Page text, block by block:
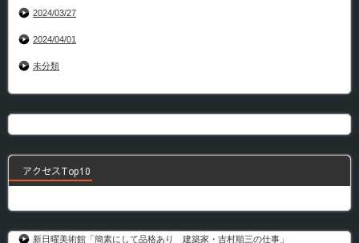
2024/03/27
2024/04/01
未分類
アクセスTop10
新日曜美術館「簡素にして品格あり 建築家・吉村順三の仕事」